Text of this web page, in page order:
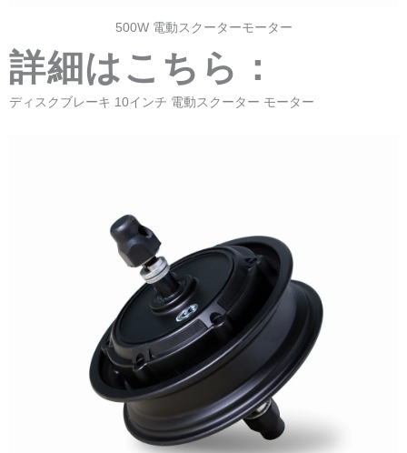
500W 電動スクーターモーター
詳細はこちら：
ディスクブレーキ 10インチ 電動スクーター モーター